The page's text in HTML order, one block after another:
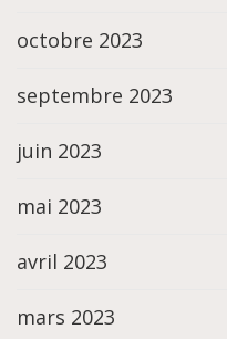
octobre 2023
septembre 2023
juin 2023
mai 2023
avril 2023
mars 2023